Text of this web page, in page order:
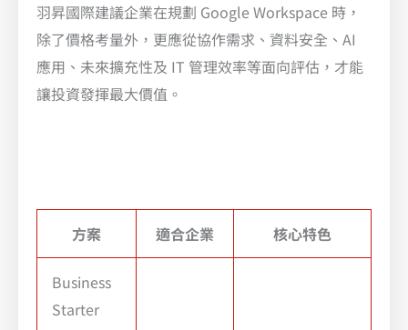
羽昇國際建議企業在規劃 Google Workspace 時，
除了價格考量外，更應從協作需求、資料安全、AI
應用、未來擴充性及 IT 管理效率等面向評估，才能
讓投資發揮最大價值。
方案 適合企業 核心特色
Business
Starter